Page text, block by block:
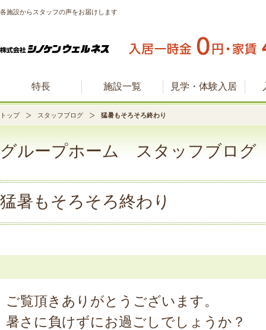
各施設からスタッフの声をお届けします
特長 施設一覧 見学・体験入居
トップ スタッフブログ 猛暑もそろそろ終わり
グループホーム スタッフブログ
猛暑もそろそろ終わり
ご覧頂きありがとうございます。
暑さに負けずにお過ごしでしょうか？